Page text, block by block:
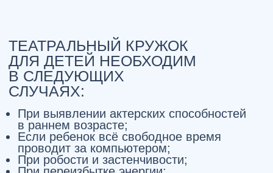
Навигация
О центре
Блог
Родителям
Фотогалерея
Педагоги
Контакты
Документы
Политика конфиденциальности
Согласие
Контакты
г. Моосква, ул. Архитектора
Власова, 6
+7 495 374 777 1